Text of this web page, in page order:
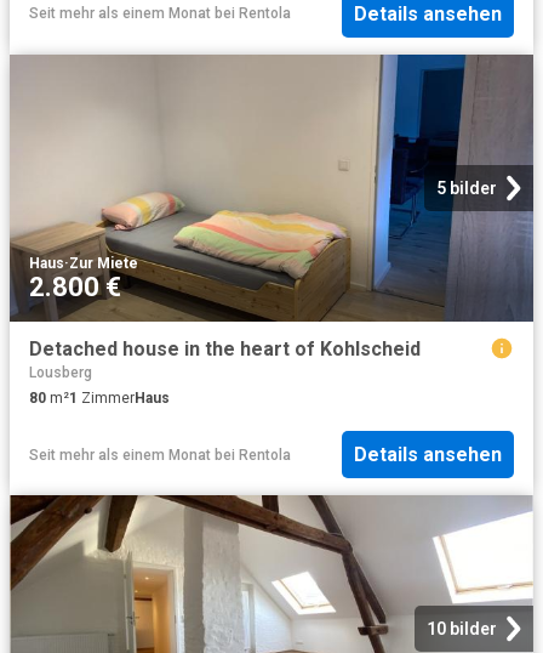
Seit mehr als einem Monat bei Rentola Details ansehen
5 bilder
Haus·Zur Miete
2.800 €
Detached house in the heart of Kohlscheid
Lousberg
80 m²1 ZimmerHaus
Seit mehr als einem Monat bei Rentola Details ansehen
10 bilder